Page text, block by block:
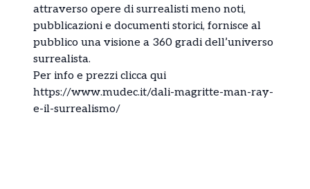
attraverso opere di surrealisti meno noti,
pubblicazioni e documenti storici, fornisce al
pubblico una visione a 360 gradi dell’universo
surrealista.
Per info e prezzi clicca qui
https://www.mudec.it/dali-magritte-man-ray-
e-il-surrealismo/